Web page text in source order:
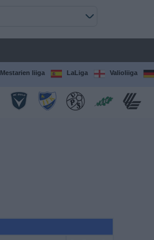
Mestarien liiga LaLiga Valioliiga